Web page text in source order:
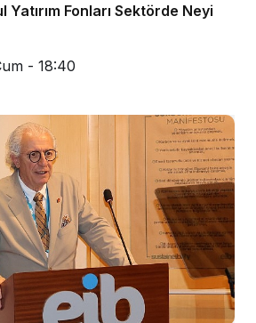
Fonları Sektörde Neyi
- 18:40